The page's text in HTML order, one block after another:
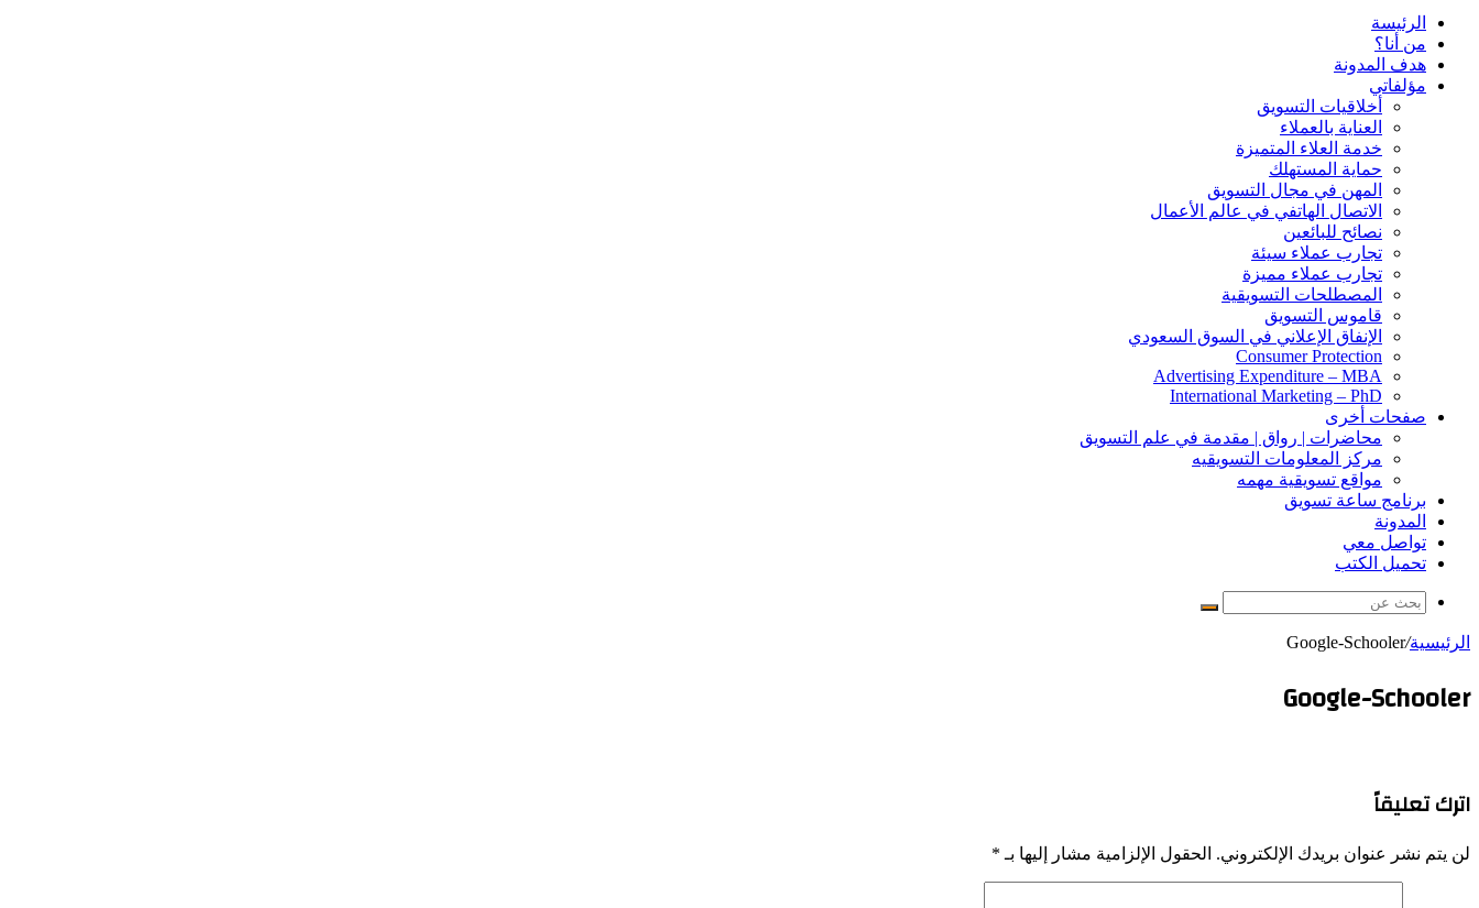
الرئيسة
من أنا؟
هدف المدونة
مؤلفاتي
أخلاقيات التسويق
العناية بالعملاء
خدمة العلاء المتميزة
حماية المستهلك
المهن في مجال التسويق
الاتصال الهاتفي في عالم الأعمال
نصائح للبائعين
تجارب عملاء سيئة
تجارب عملاء مميزة
المصطلحات التسويقية
قاموس التسويق
الإنفاق الإعلاني في السوق السعودي
Consumer Protection
Advertising Expenditure – MBA
International Marketing – PhD
صفحات أخرى
محاضرات | رواق | مقدمة في علم التسويق
مركز المعلومات التسويقيه
مواقع تسويقية مهمه
برنامج ساعة تسويق
المدونة
تواصل معي
تحميل الكتب
بحث
الرئيسية/
Google-Schooler
Google-Schooler
اترك تعليقاً
لن يتم نشر عنوان بريدك الإلكتروني. الحقول الإلزامية مشار إليها بـ *